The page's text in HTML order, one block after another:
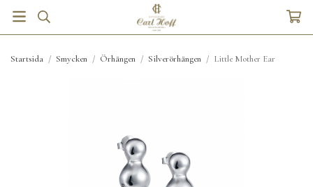
Startsida / Smycken / Örhängen / Silverörhängen / Little Mother Ear